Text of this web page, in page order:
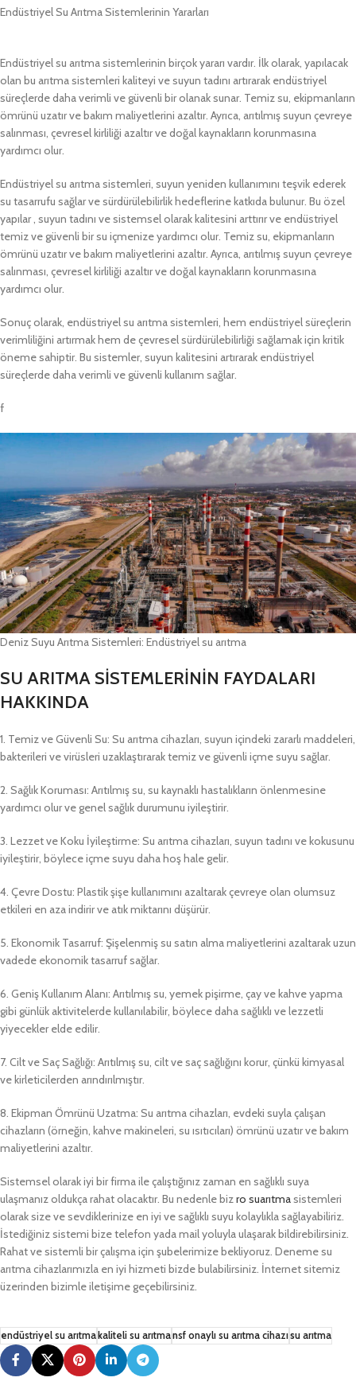
Endüstriyel Su Arıtma Sistemlerinin Yararları
Endüstriyel su arıtma sistemlerinin birçok yararı vardır. İlk olarak, yapılacak
olan bu arıtma sistemleri kaliteyi ve suyun tadını artırarak endüstriyel
süreçlerde daha verimli ve güvenli bir olanak sunar. Temiz su, ekipmanların
ömrünü uzatır ve bakım maliyetlerini azaltır. Ayrıca, arıtılmış suyun çevreye
salınması, çevresel kirliliği azaltır ve doğal kaynakların korunmasına
yardımcı olur.
Endüstriyel su arıtma sistemleri, suyun yeniden kullanımını teşvik ederek
su tasarrufu sağlar ve sürdürülebilirlik hedeflerine katkıda bulunur. Bu özel
yapılar , suyun tadını ve sistemsel olarak kalitesini arttırır ve endüstriyel
temiz ve güvenli bir su içmenize yardımcı olur. Temiz su, ekipmanların
ömrünü uzatır ve bakım maliyetlerini azaltır. Ayrıca, arıtılmış suyun çevreye
salınması, çevresel kirliliği azaltır ve doğal kaynakların korunmasına
yardımcı olur.
Sonuç olarak, endüstriyel su arıtma sistemleri, hem endüstriyel süreçlerin
verimliliğini artırmak hem de çevresel sürdürülebilirliği sağlamak için kritik
öneme sahiptir. Bu sistemler, suyun kalitesini artırarak endüstriyel
süreçlerde daha verimli ve güvenli kullanım sağlar.
f
Deniz Suyu Arıtma Sistemleri: Endüstriyel su arıtma
SU ARITMA SİSTEMLERİNİN FAYDALARI
HAKKINDA
1. Temiz ve Güvenli Su: Su arıtma cihazları, suyun içindeki zararlı maddeleri,
bakterileri ve virüsleri uzaklaştırarak temiz ve güvenli içme suyu sağlar.
2. Sağlık Koruması: Arıtılmış su, su kaynaklı hastalıkların önlenmesine
yardımcı olur ve genel sağlık durumunu iyileştirir.
3. Lezzet ve Koku İyileştirme: Su arıtma cihazları, suyun tadını ve kokusunu
iyileştirir, böylece içme suyu daha hoş hale gelir.
4. Çevre Dostu: Plastik şişe kullanımını azaltarak çevreye olan olumsuz
etkileri en aza indirir ve atık miktarını düşürür.
5. Ekonomik Tasarruf: Şişelenmiş su satın alma maliyetlerini azaltarak uzun
vadede ekonomik tasarruf sağlar.
6. Geniş Kullanım Alanı: Arıtılmış su, yemek pişirme, çay ve kahve yapma
gibi günlük aktivitelerde kullanılabilir, böylece daha sağlıklı ve lezzetli
yiyecekler elde edilir.
7. Cilt ve Saç Sağlığı: Arıtılmış su, cilt ve saç sağlığını korur, çünkü kimyasal
ve kirleticilerden arındırılmıştır.
8. Ekipman Ömrünü Uzatma: Su arıtma cihazları, evdeki suyla çalışan
cihazların (örneğin, kahve makineleri, su ısıtıcıları) ömrünü uzatır ve bakım
maliyetlerini azaltır.
Sistemsel olarak iyi bir firma ile çalıştığınız zaman en sağlıklı suya
ulaşmanız oldukça rahat olacaktır. Bu nedenle bizro suarıtmasistemleri
olarak size ve sevdiklerinize en iyi ve sağlıklı suyu kolaylıkla sağlayabiliriz.
İstediğiniz sistemi bize telefon yada mail yoluyla ulaşarak bildirebilirsiniz.
Rahat ve sistemli bir çalışma için şubelerimize bekliyoruz. Deneme su
arıtma cihazlarımızla en iyi hizmeti bizde bulabilirsiniz. İnternet sitemiz
üzerinden bizimle iletişime geçebilirsiniz.
endüstriyel su arıtma kaliteli su arıtmansf onaylı su arıtma cihazısu arıtma